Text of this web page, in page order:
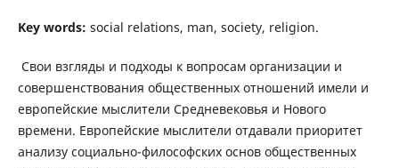
Key words: social relations, man, society, religion.
Свои взгляды и подходы к вопросам организации и
совершенствования общественных отношений имели и
европейские мыслители Средневековья и Нового
времени. Европейские мыслители отдавали приоритет
анализу социально-философских основ общественных